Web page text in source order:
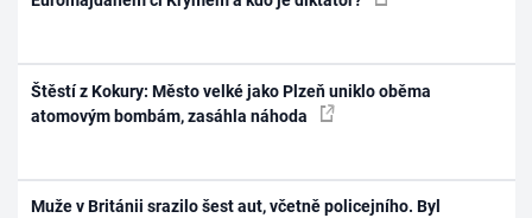
Štěstí z Kokury: Město velké jako Plzeň uniklo oběma
atomovým bombám, zasáhla náhoda
Muže v Británii srazilo šest aut, včetně policejního. Byl